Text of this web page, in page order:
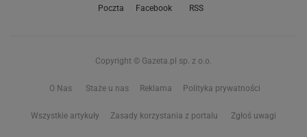
Poczta Facebook RSS
Copyright © Gazeta.pl sp. z o.o.
O Nas Staże u nas Reklama Polityka prywatności
Wszystkie artykuły Zasady korzystania z portalu Zgłoś uwagi